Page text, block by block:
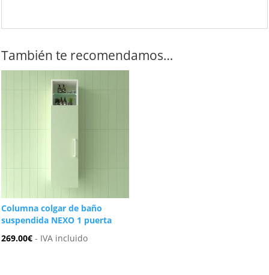
También te recomendamos…
Columna colgar de baño
suspendida NEXO 1 puerta
269.00€ - IVA incluido